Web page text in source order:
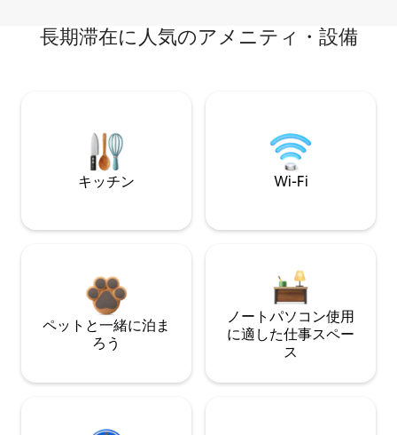
長期滞在に人気のアメニティ・設備
キッチン Wi-Fi
ペットと一緒に泊ま
ろう
ノートパソコン使用
に適した仕事スペー
ス